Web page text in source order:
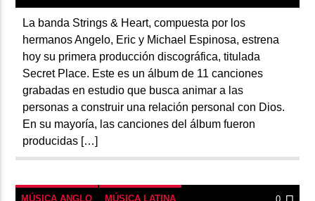
La banda Strings & Heart, compuesta por los
hermanos Angelo, Eric y Michael Espinosa, estrena
hoy su primera producción discográfica, titulada
Secret Place. Este es un álbum de 11 canciones
grabadas en estudio que busca animar a las
personas a construir una relación personal con Dios.
En su mayoría, las canciones del álbum fueron
producidas […]
MÚSICA ANGLO MÚSICA LATINA